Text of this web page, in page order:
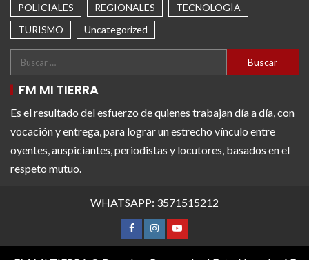
POLICIALES
REGIONALES
TECNOLOGÍA
TURISMO
Uncategorized
FM MI TIERRA
Es el resultado del esfuerzo de quienes trabajan día a día, con
vocación y entrega, para lograr un estrecho vínculo entre
oyentes, auspiciantes, periodistas y locutores, basados en el
respeto mutuo.
WHATSAPP: 3571515212